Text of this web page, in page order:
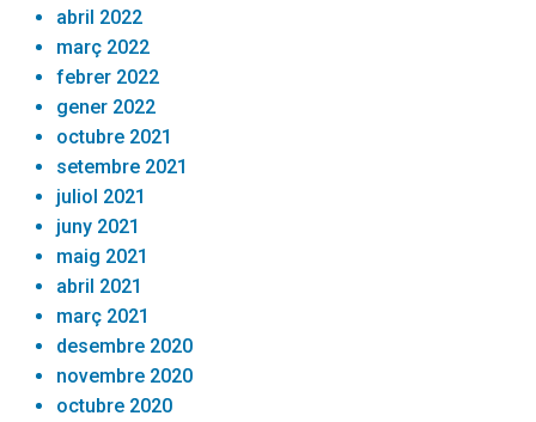
abril 2022
març 2022
febrer 2022
gener 2022
octubre 2021
setembre 2021
juliol 2021
juny 2021
maig 2021
abril 2021
març 2021
desembre 2020
novembre 2020
octubre 2020